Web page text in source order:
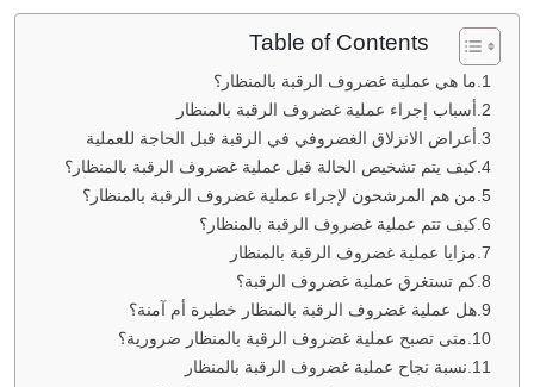
Table of Contents
ما هي عملية غضروف الرقبة بالمنظار؟
أسباب إجراء عملية غضروف الرقبة بالمنظار
أعراض الانزلاق الغضروفي في الرقبة قبل الحاجة للعملية
كيف يتم تشخيص الحالة قبل عملية غضروف الرقبة بالمنظار؟
من هم المرشحون لإجراء عملية غضروف الرقبة بالمنظار؟
كيف تتم عملية غضروف الرقبة بالمنظار؟
مزايا عملية غضروف الرقبة بالمنظار
كم تستغرق عملية غضروف الرقبة؟
هل عملية غضروف الرقبة بالمنظار خطيرة أم آمنة؟
متى تصبح عملية غضروف الرقبة بالمنظار ضرورية؟
نسبة نجاح عملية غضروف الرقبة بالمنظار